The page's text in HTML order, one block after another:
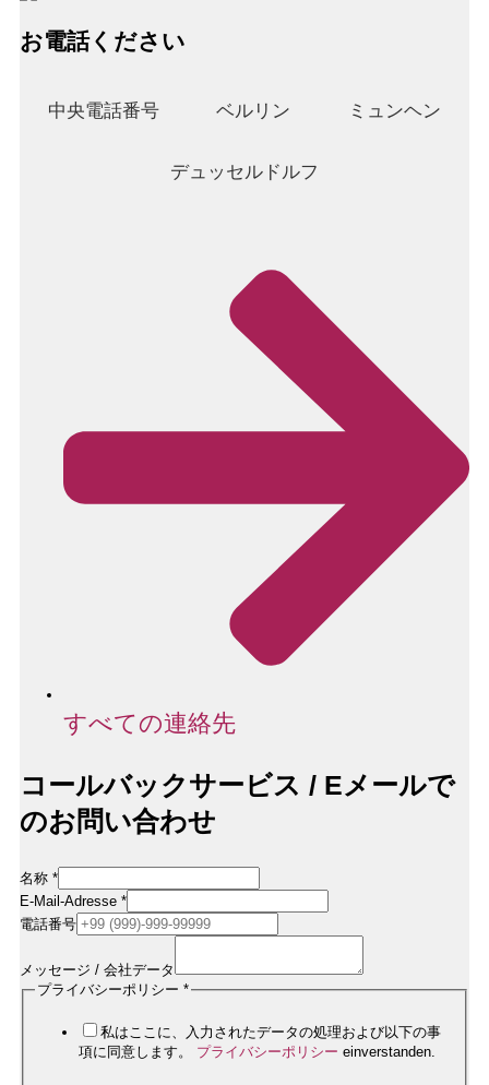
お電話ください
中央電話番号 ベルリン ミュンヘン
デュッセルドルフ
すべての連絡先
コールバックサービス / Eメールで
のお問い合わせ
Name
Nachricht
Rufnummer
名称 *
E-Mail-Adresse *
電話番号
メッセージ / 会社データ
プライバシーポリシー *
私はここに、入力されたデータの処理および以下の事
項に同意します。 プライバシーポリシー einverstanden.